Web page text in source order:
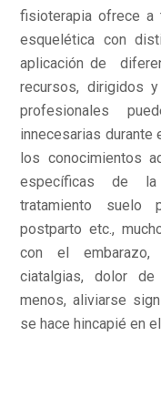
fisioterapia ofrece a
esquelética con
aplicación de
recursos, dirigidos
profesionales
innecesarias durante
los conocimientos
específicas de la
tratamiento suelo
postparto etc.,
con el embarazo,
ciatalgias, dolor
menos, aliviarse
se hace hincapié en